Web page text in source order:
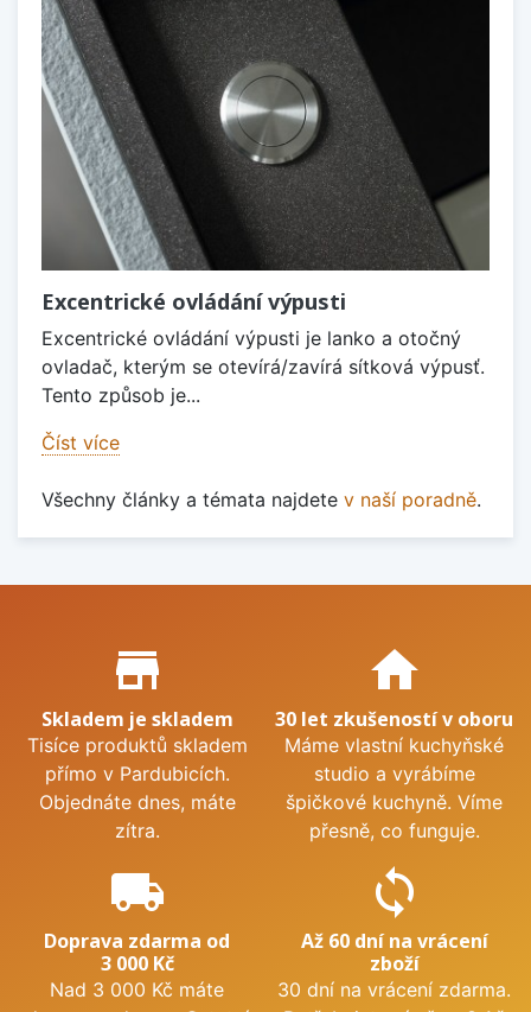
Excentrické ovládání výpusti
Excentrické ovládání výpusti je lanko a otočný
ovladač, kterým se otevírá/zavírá sítková výpusť.
Tento způsob je...
Číst více
Všechny články a témata najdete v naší poradně.
Proč nakupovat u nás?
store_mall_directory
Skladem je skladem
Tisíce produktů skladem
přímo v Pardubicích.
Objednáte dnes, máte
zítra.
home
30 let zkušeností v oboru
Máme vlastní kuchyňské
studio a vyrábíme
špičkové kuchyně. Víme
přesně, co funguje.
local_shipping
Doprava zdarma od
3 000 Kč
Nad 3 000 Kč máte
sync
Až 60 dní na vrácení
zboží
30 dní na vrácení zdarma.